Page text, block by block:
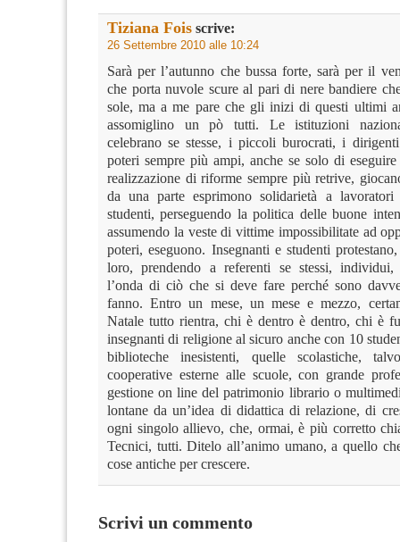
Tiziana Fois scrive:
26 Settembre 2010 alle 10:24
Sarà per l’autunno che bussa forte, sarà per il
che porta nuvole scure al pari di nere bandiere
sole, ma a me pare che gli inizi di questi ultimi
assomiglino un pò tutti. Le istituzioni
celebrano se stesse, i piccoli burocrati, i
poteri sempre più ampi, anche se solo di
realizzazione di riforme sempre più retrive,
da una parte esprimono solidarietà a
studenti, perseguendo la politica delle buone
assumendo la veste di vittime impossibilitate ad
poteri, eseguono. Insegnanti e studenti
loro, prendendo a referenti se stessi, individui,
l’onda di ciò che si deve fare perché sono
fanno. Entro un mese, un mese e mezzo,
Natale tutto rientra, chi è dentro è dentro, chi è
insegnanti di religione al sicuro anche con 10
biblioteche inesistenti, quelle scolastiche,
cooperative esterne alle scuole, con grande
gestione on line del patrimonio librario o
lontane da un’idea di didattica di relazione, di
ogni singolo allievo, che, ormai, è più corretto
Tecnici, tutti. Ditelo all’animo umano, a quello
cose antiche per crescere.
Scrivi un commento